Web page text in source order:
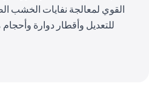
القوي لمعالجة نفايات الخشب
للتعديل وأقطار دوارة